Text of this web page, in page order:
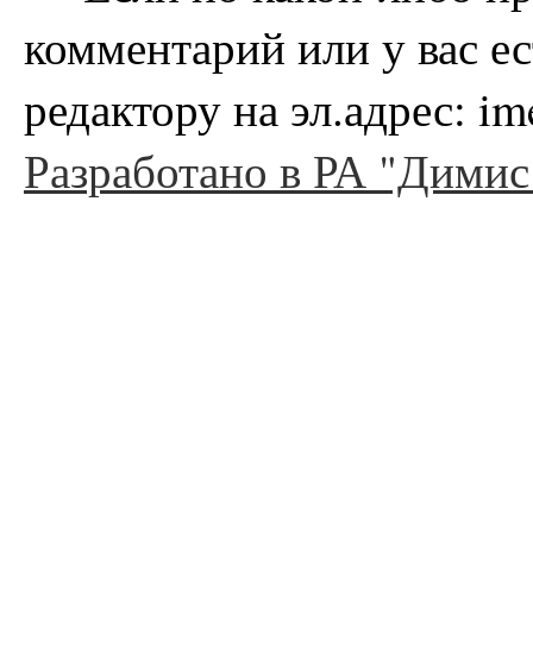
комментарий или у вас
редактору на эл.адрес:
Разработано в РА